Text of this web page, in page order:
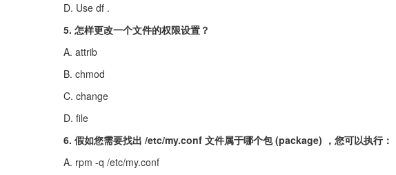
D. Use df .
5. 怎样更改一个文件的权限设置？
A. attrib
B. chmod
C. change
D. file
6. 假如您需要找出 /etc/my.conf 文件属于哪个包 (package) ，您可以执行：
A. rpm -q /etc/my.conf